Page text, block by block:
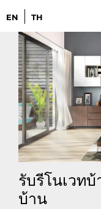
EN TH
รับรีโนเวท
บ้าน